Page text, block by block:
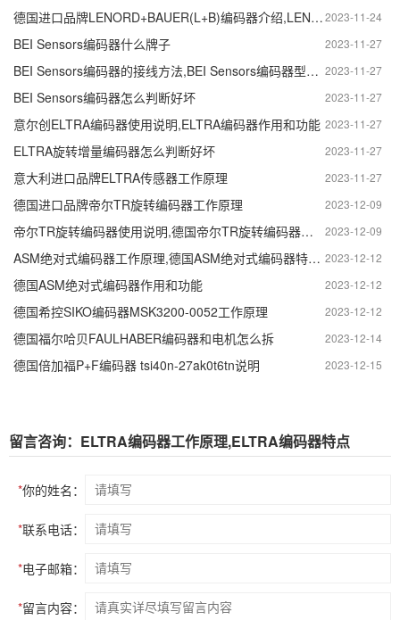
2023-11-24
德国进口品牌LENORD+BAUER(L+B)编码器介绍,LENORD+BAUER(L+B)编码器特点和优势
2023-11-27
BEI Sensors编码器什么牌子
2023-11-27
BEI Sensors编码器的接线方法,BEI Sensors编码器型号说明
2023-11-27
BEI Sensors编码器怎么判断好坏
2023-11-27
意尔创ELTRA编码器使用说明,ELTRA编码器作用和功能
2023-11-27
ELTRA旋转增量编码器怎么判断好坏
2023-11-27
意大利进口品牌ELTRA传感器工作原理
2023-12-09
德国进口品牌帝尔TR旋转编码器工作原理
2023-12-09
帝尔TR旋转编码器使用说明,德国帝尔TR旋转编码器型号怎么看
2023-12-12
ASM绝对式编码器工作原理,德国ASM绝对式编码器特点和优势
2023-12-12
德国ASM绝对式编码器作用和功能
2023-12-12
德国希控SIKO编码器MSK3200-0052工作原理
2023-12-14
德国福尔哈贝FAULHABER编码器和电机怎么拆
2023-12-15
德国倍加福P+F编码器 tsi40n-27ak0t6tn说明
留言咨询：ELTRA编码器工作原理,ELTRA编码器特点
*你的姓名：
*联系电话：
*电子邮箱：
*留言内容：